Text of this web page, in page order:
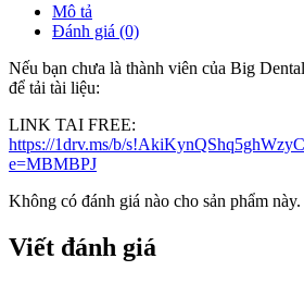
Mô tả
Đánh giá (0)
Nếu bạn chưa là thành viên của Big
để tải tài liệu:
LINK TAI FREE:
https://1drv.ms/b/
e=MBMBPJ
Không có đánh giá nào cho sản phẩm này.
Viết đánh giá